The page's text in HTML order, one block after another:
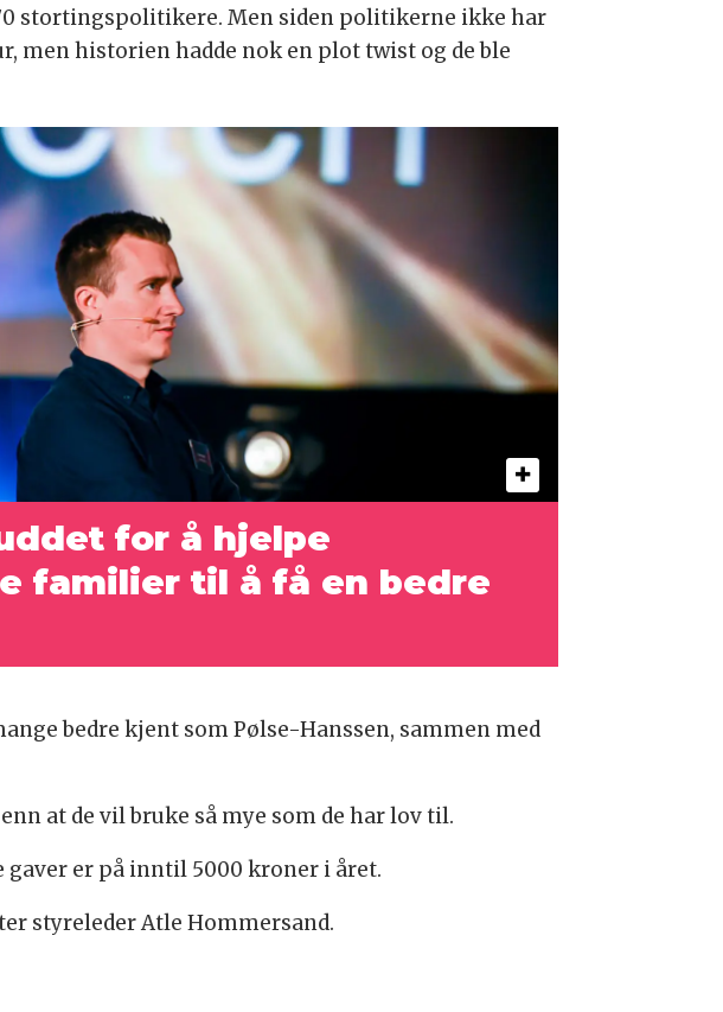
stortingspolitikere. Men siden politikerne ikke har
men historien hadde nok en plot twist og de ble
for å hjelpe
familier til å få en bedre
bedre kjent som Pølse-Hanssen, sammen med
at de vil bruke så mye som de har lov til.
er på inntil 5000 kroner i året.
styreleder Atle Hommersand.